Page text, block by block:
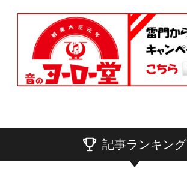
記事ランキング